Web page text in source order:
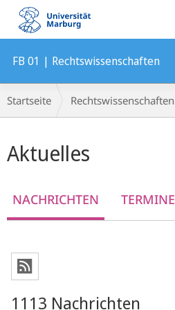
Mobile-
Navigation
FB 01 | Rechtswissenschaften
Breadcrumb-
Navigation
Startseite Rechtswissenschaften
Aktuelles
NACHRICHTEN TERMINE
1113 Nachrichten